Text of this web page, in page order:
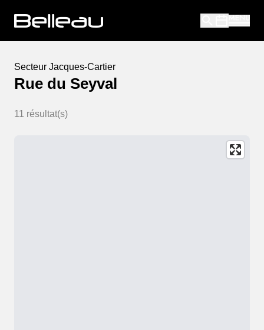
Secteur Jacques-Cartier
Rue du Seyval
11 résultat(s)